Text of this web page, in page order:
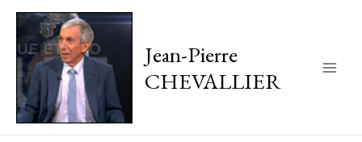
Jean-Pierre
CHEVALLIER